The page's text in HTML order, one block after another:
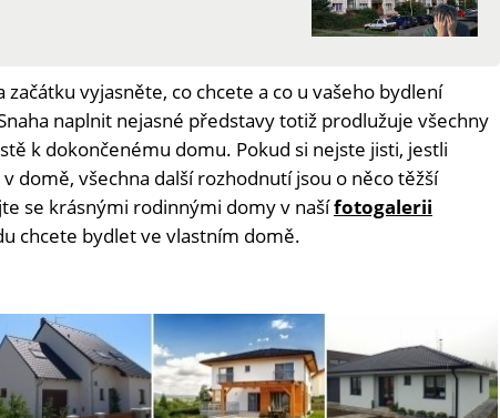
začátku vyjasněte, co chcete a co u vašeho bydlení
naplnit nejasné představy totiž prodlužuje všechny
k dokončenému domu. Pokud si nejste jisti, jestli
domě, všechna další rozhodnutí jsou o něco těžší
se krásnými rodinnými domy v našífotogalerii
chcete bydlet ve vlastním domě.